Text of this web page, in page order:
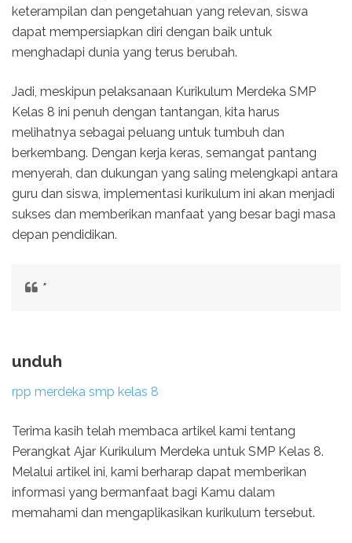
keterampilan dan pengetahuan yang relevan, siswa
dapat mempersiapkan diri dengan baik untuk
menghadapi dunia yang terus berubah.
Jadi, meskipun pelaksanaan Kurikulum Merdeka SMP
Kelas 8 ini penuh dengan tantangan, kita harus
melihatnya sebagai peluang untuk tumbuh dan
berkembang. Dengan kerja keras, semangat pantang
menyerah, dan dukungan yang saling melengkapi antara
guru dan siswa, implementasi kurikulum ini akan menjadi
sukses dan memberikan manfaat yang besar bagi masa
depan pendidikan.
"
unduh
rpp merdeka smp kelas 8
Terima kasih telah membaca artikel kami tentang
Perangkat Ajar Kurikulum Merdeka untuk SMP Kelas 8.
Melalui artikel ini, kami berharap dapat memberikan
informasi yang bermanfaat bagi Kamu dalam
memahami dan mengaplikasikan kurikulum tersebut.